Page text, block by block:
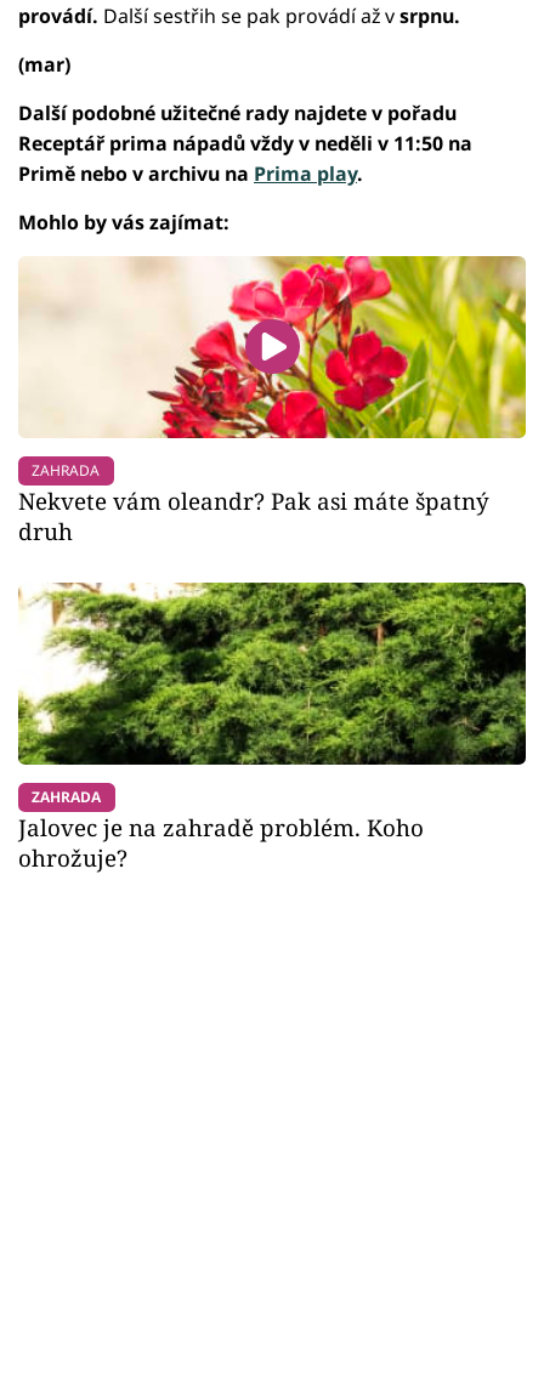
provádí. Další sestřih se pak provádí až vsrpnu.
(mar)
Další podobné užitečné rady najdete v pořadu
Receptář prima nápadů vždy v neděli v 11:50 na
Primě nebo v archivu na Prima play.
Mohlo by vás zajímat:
ZAHRADA
Nekvete vám oleandr? Pak asi máte špatný
druh
ZAHRADA
Jalovec je na zahradě problém. Koho
ohrožuje?